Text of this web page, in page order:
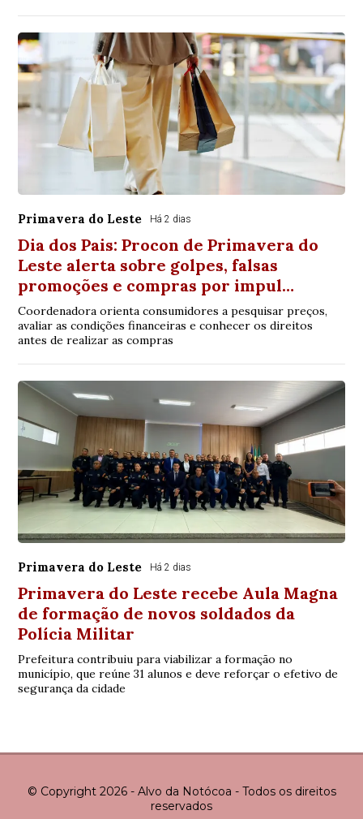
Primavera do Leste Há 2 dias
Dia dos Pais: Procon de Primavera do
Leste alerta sobre golpes, falsas
promoções e compras por impul…
Coordenadora orienta consumidores a pesquisar preços,
avaliar as condições financeiras e conhecer os direitos
antes de realizar as compras
Primavera do Leste Há 2 dias
Primavera do Leste recebe Aula Magna
de formação de novos soldados da
Polícia Militar
Prefeitura contribuiu para viabilizar a formação no
município, que reúne 31 alunos e deve reforçar o efetivo de
segurança da cidade
© Copyright 2026 - Alvo da Notócoa - Todos os direitos
reservados